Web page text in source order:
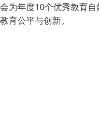
会为年度10个优秀教育
教育公平与创新。